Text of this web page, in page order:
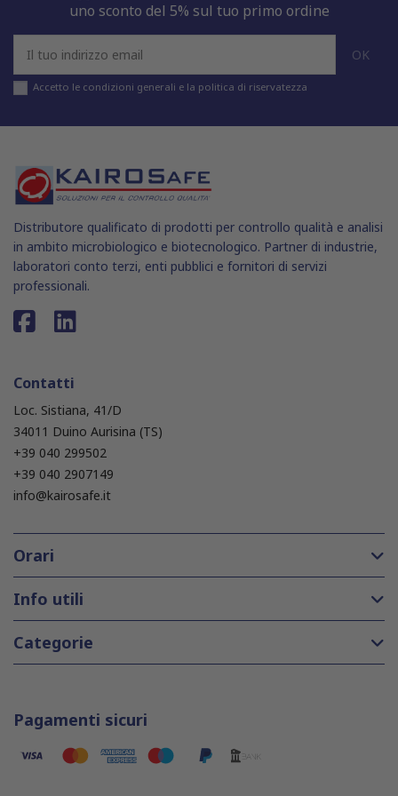
uno sconto del 5% sul tuo primo ordine
Accetto le condizioni generali e la politica di riservatezza
Distributore qualificato di prodotti per controllo qualità e analisi
in ambito microbiologico e biotecnologico. Partner di industrie,
laboratori conto terzi, enti pubblici e fornitori di servizi
professionali.
Contatti
Loc. Sistiana, 41/D
34011 Duino Aurisina (TS)
+39 040 299502
+39 040 2907149
info@kairosafe.it
Orari
Info utili
Categorie
Pagamenti sicuri